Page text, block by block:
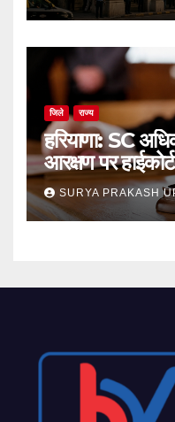
जिले राज्य
हरियाणा: SC
आरक्षण पर
SURYA PRAKASH